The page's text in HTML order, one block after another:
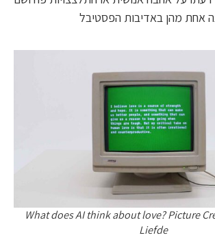
אחת מהן באדיבות הפסטיבל
What does AI think about love? Picture
Liefde